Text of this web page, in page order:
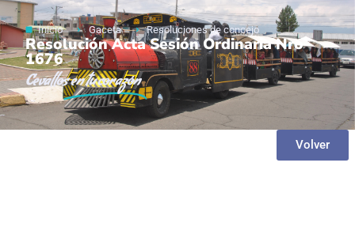
Inicio Gaceta Resoluciones de concejo
Resolución Acta Sesión Ordinaria Nro
1676
Cevallosen tu corazón
Volver